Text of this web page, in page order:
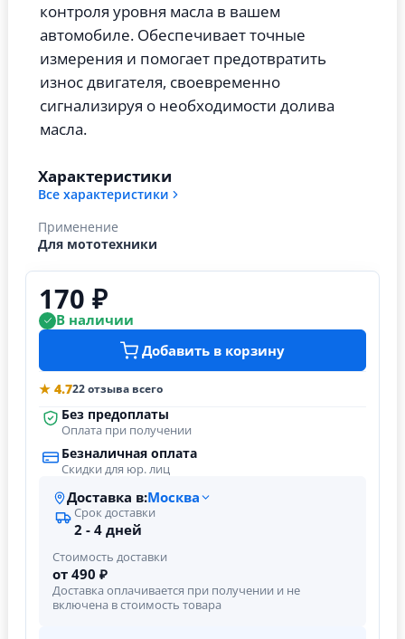
контроля уровня масла в вашем
автомобиле. Обеспечивает точные
измерения и помогает предотвратить
износ двигателя, своевременно
сигнализируя о необходимости долива
масла.
Характеристики
Все характеристики
Применение
Для мототехники
170 ₽
В наличии
Добавить в корзину
★ 4.722 отзыва всего
Без предоплаты
Оплата при получении
Безналичная оплата
Скидки для юр. лиц
Доставка в:Москва
Срок доставки
2 - 4 дней
Стоимость доставки
от 490 ₽
Доставка оплачивается при получении и не
включена в стоимость товара